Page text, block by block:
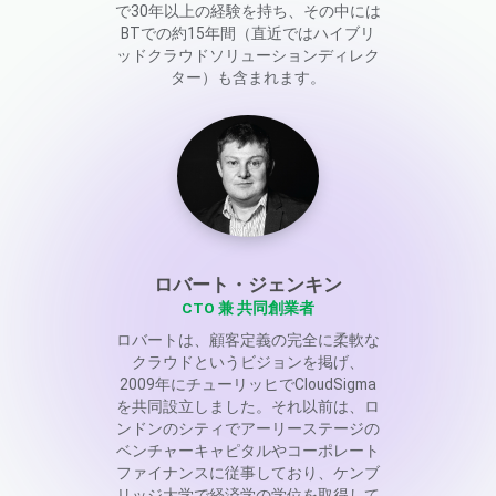
で30年以上の経験を持ち、その中には
BTでの約15年間（直近ではハイブリ
ッドクラウドソリューションディレク
ター）も含まれます。
ロバート・ジェンキン
CTO 兼 共同創業者
ロバートは、顧客定義の完全に柔軟な
クラウドというビジョンを掲げ、
2009年にチューリッヒでCloudSigma
を共同設立しました。それ以前は、ロ
ンドンのシティでアーリーステージの
ベンチャーキャピタルやコーポレート
ファイナンスに従事しており、ケンブ